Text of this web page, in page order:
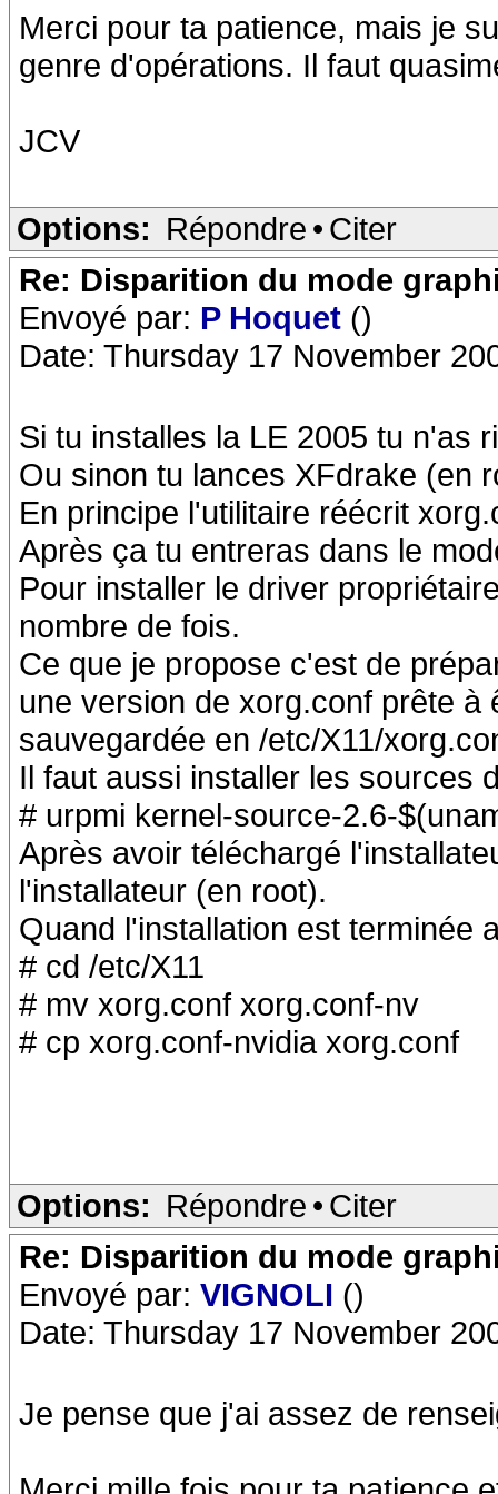
Merci pour ta patience, mais je
genre d'opérations. Il faut
JCV
Options: Répondre • Citer
Re: Disparition du mode
Envoyé par: P Hoquet ()
Date: Thursday 17 November
Si tu installes la LE 2005 tu n'as
Ou sinon tu lances XFdrake (en
En principe l'utilitaire réécrit
Après ça tu entreras dans le
Pour installer le driver
nombre de fois.
Ce que je propose c'est de
une version de xorg.conf prête
sauvegardée en /etc/X11/
Il faut aussi installer les sources
# urpmi kernel-source-2.6-
Après avoir téléchargé
l'installateur (en root).
Quand l'installation est terminée
# cd /etc/X11
# mv xorg.conf xorg.conf-nv
# cp xorg.conf-nvidia xorg.conf
Options: Répondre • Citer
Re: Disparition du mode
Envoyé par: VIGNOLI ()
Date: Thursday 17 November
Je pense que j'ai assez de